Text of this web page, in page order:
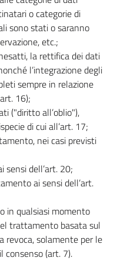
o categorie di
sono stati o saranno
etc.;
la rettifica dei dati
l’integrazione degli
sempre in relazione
16);
("diritto all’oblio"),
di cui all’art. 17;
nei casi previsti
sensi dell’art. 20;
ai sensi dell’art.
in qualsiasi momento
trattamento basata sul
revoca, solamente per le
consenso (art. 7).